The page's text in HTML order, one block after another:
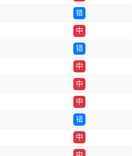
错
中
错
中
中
中
错
中